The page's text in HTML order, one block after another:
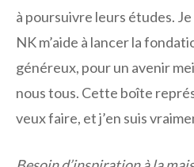
à poursuivre leurs études.
NK m’aide à lancer la
généreux, pour un avenir
nous tous. Cette boîte
veux faire, et j’en suis